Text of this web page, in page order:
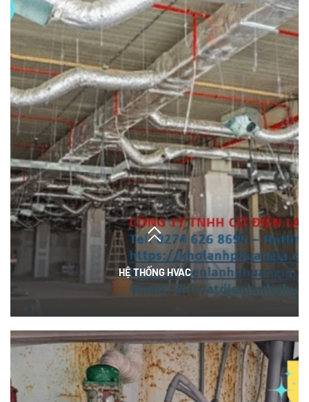
HỆ THỐNG HVAC